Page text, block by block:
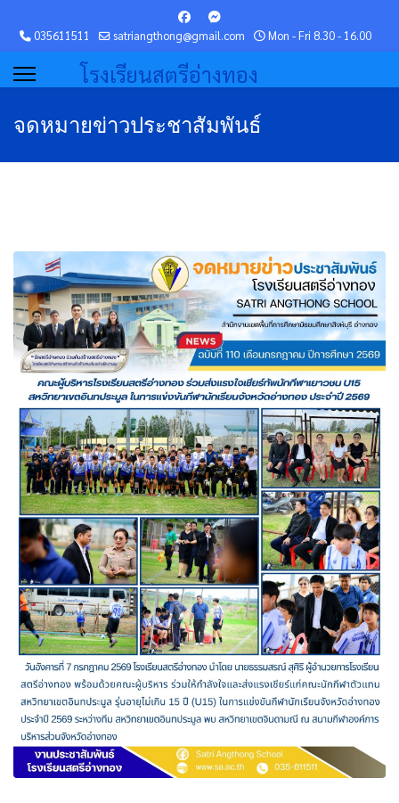
035611511 satriangthong@gmail.com Mon - Fri 8.30 - 16.00
โรงเรียนสตรีอ่างทอง
จดหมายข่าวประชาสัมพันธ์